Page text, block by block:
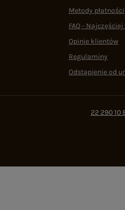
Metody płatności
FAQ -
Opinie klientów
Regulaminy
Odstąpienie od
22 290 10